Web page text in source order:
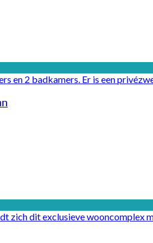
en 2 badkamers. Er is een
zich dit exclusieve wooncomplex